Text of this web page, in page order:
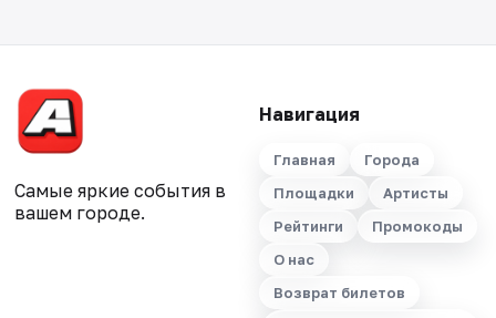
Самые яркие события в
вашем городе.
Навигация
Главная
Города
Площадки
Артисты
Рейтинги
Промокоды
О нас
Возврат билетов